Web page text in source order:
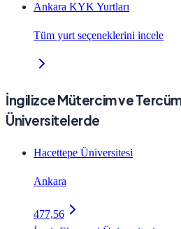
Ankara KYK Yurtları
Tüm yurt seçeneklerini incele
İngilizce Mütercim ve
Üniversitelerde
Hacettepe Üniversitesi
Ankara
477,56